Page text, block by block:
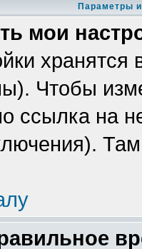
Параметры
мои
Чтобы
ссылка на